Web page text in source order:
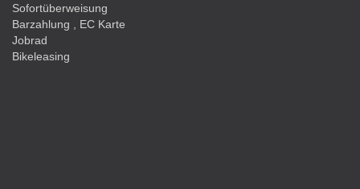
Sofortüberweisung
Barzahlung , EC Karte
Jobrad
Bikeleasing